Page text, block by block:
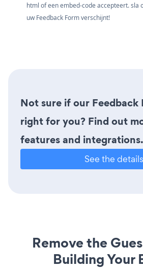
html of een embed-code accepteert. sla
uw Feedback Form verschijnt!
Not sure if our Feedback
right for you? Find out
features and integrations.
See the details
Remove the
Building Your